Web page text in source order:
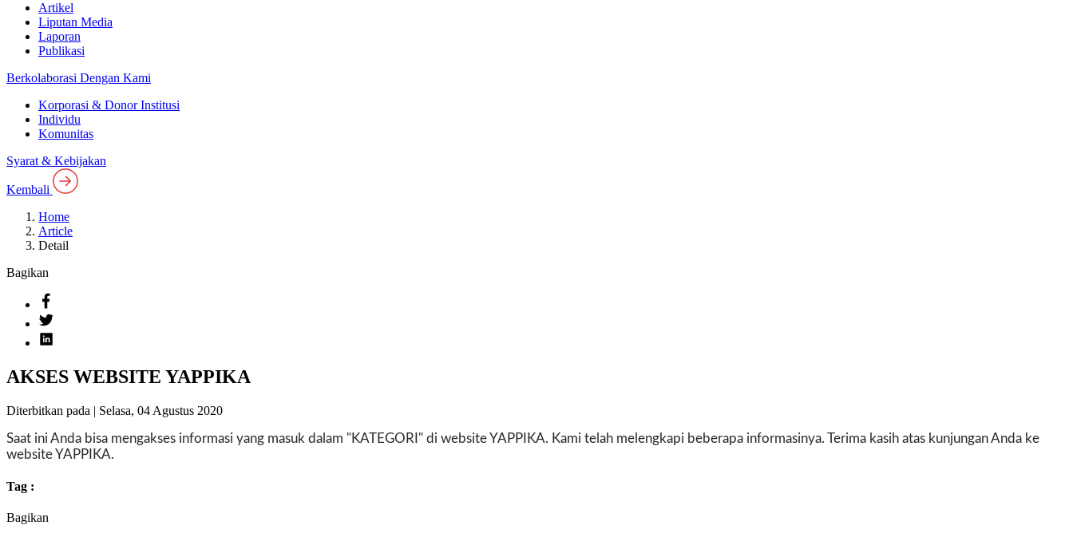
Artikel
Liputan Media
Laporan
Publikasi
Berkolaborasi Dengan Kami
Korporasi & Donor Institusi
Individu
Komunitas
Syarat & Kebijakan
Kembali
Home
Article
Detail
Bagikan
AKSES WEBSITE YAPPIKA
Diterbitkan pada | Selasa, 04 Agustus 2020
Saat ini Anda bisa mengakses informasi yang masuk dalam "KATEGORI" di website YAPPIKA. Kami telah melengkapi beberapa informasinya. Terima kasih atas kunjungan Anda ke
website YAPPIKA.
Tag :
Bagikan